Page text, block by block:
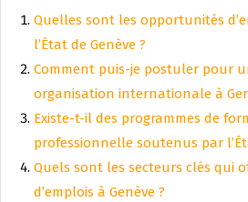
Quelles sont les opportunités
l’État de Genève ?
Comment puis-je postuler pour
organisation internationale à
Existe-t-il des programmes de
professionnelle soutenus par
Quels sont les secteurs clés qui
d’emplois à Genève ?